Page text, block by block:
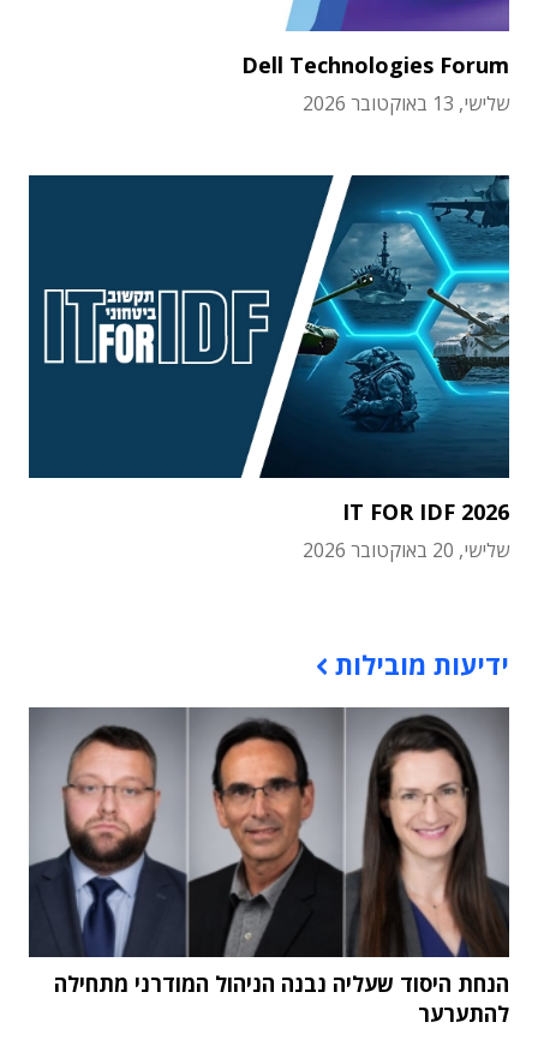
Dell Technologies Forum
שלישי, 13 באוקטובר 2026
IT FOR IDF 2026
שלישי, 20 באוקטובר 2026
ידיעות מובילות
הנחת היסוד שעליה נבנה הניהול המודרני מתחילה
להתערער